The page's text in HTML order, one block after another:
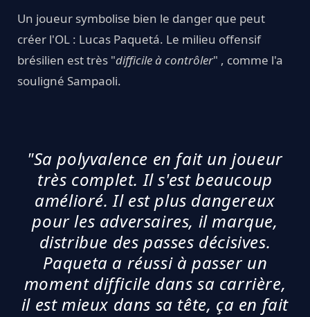
Un joueur symbolise bien le danger que peut
créer l'OL : Lucas Paquetá. Le milieu offensif
brésilien est très "difficile à contrôler" , comme l'a
souligné Sampaoli.
"Sa polyvalence en fait un joueur
très complet. Il s'est beaucoup
amélioré. Il est plus dangereux
pour les adversaires, il marque,
distribue des passes décisives.
Paqueta a réussi à passer un
moment difficile dans sa carrière,
il est mieux dans sa tête, ça en fait